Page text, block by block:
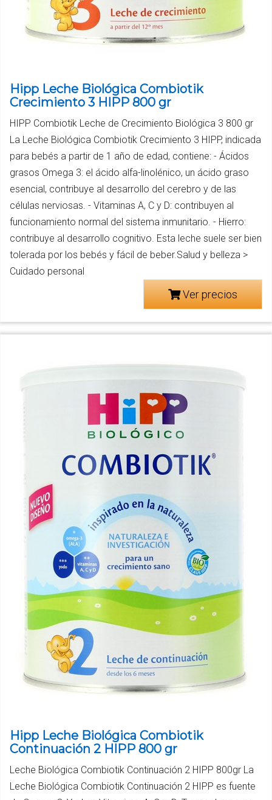
Hipp Leche Biológica Combiotik
Crecimiento 3 HIPP 800 gr
HIPP Combiotik Leche de Crecimiento Biológica 3 800 gr
La Leche Biológica Combiotik Crecimiento 3 HIPP, indicada
para bebés a partir de 1 año de edad, contiene: - Ácidos
grasos Omega 3: el ácido alfa-linolénico, un ácido graso
esencial, contribuye al desarrollo del cerebro y de las
células nerviosas. - Vitaminas A, C y D: contribuyen al
funcionamiento normal del sistema inmunitario. - Hierro:
contribuye al desarrollo cognitivo. Esta leche suele ser bien
tolerada por los bebés y fácil de beber.Salud y belleza >
Cuidado personal
Ver precios
Hipp Leche Biológica Combiotik
Continuación 2 HIPP 800 gr
Leche Biológica Combiotik Continuación 2 HIPP 800gr La
Leche Biológica Combiotik Continuación 2 HIPP es fuente